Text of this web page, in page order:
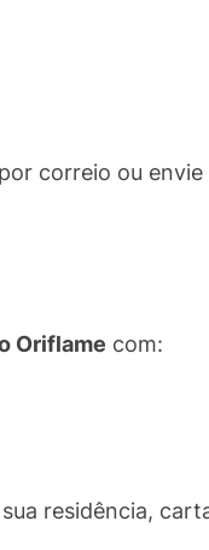
correio ou envie
Oriflame com:
residência,